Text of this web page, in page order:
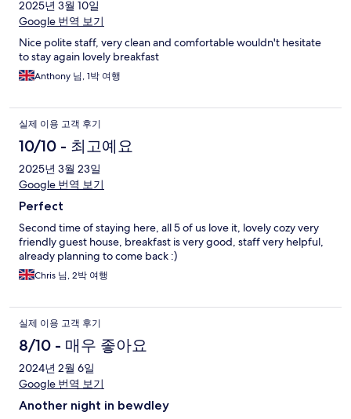
2025년 3월 10일
Google 번역 보기
Nice polite staff, very clean and comfortable wouldn't hesitate
to stay again lovely breakfast
Anthony 님, 1박 여행
실제 이용 고객 후기
10/10 - 최고예요
2025년 3월 23일
Google 번역 보기
Perfect
Second time of staying here, all 5 of us love it, lovely cozy very
friendly guest house, breakfast is very good, staff very helpful,
already planning to come back :)
Chris 님, 2박 여행
실제 이용 고객 후기
8/10 - 매우 좋아요
2024년 2월 6일
Google 번역 보기
Another night in bewdley